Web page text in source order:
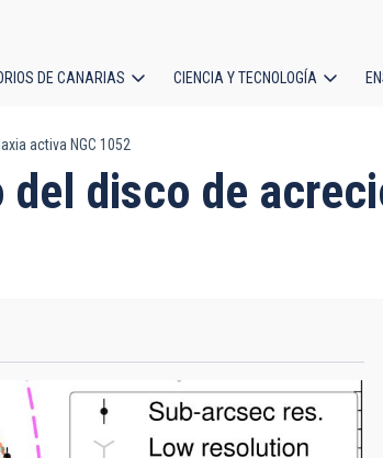
DE CANARIAS CIENCIA Y TECNOLOGÍA
activa NGC 1052
disco de